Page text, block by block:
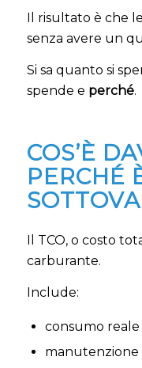
Il risultato è che
senza avere un
Si sa quanto si
spende e perché.
COS’È
PERCHÉ
Il TCO, o costo
carburante.
Include:
consumo
manutenzione